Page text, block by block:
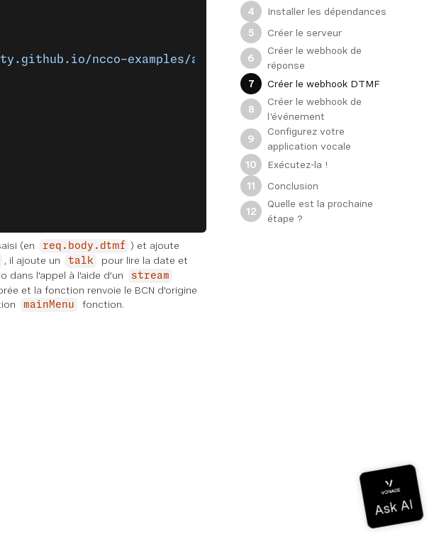
ncco-examples/assets/
(en req.body.dtmf ) et ajoute
, il ajoute un talk
pour lire la date et
dans l'appel à l'aide d'un stream
et la fonction renvoie le BCN d'origine
mainMenu fonction.
4
Installer les dépendances
5
Créer le serveur
6
Créer le webhook de
réponse
7
Créer le webhook DTMF
8
Créer le webhook de
l'événement
9
Configurez votre
application vocale
10
Exécutez-la !
11
Conclusion
12
Quelle est la prochaine
étape ?